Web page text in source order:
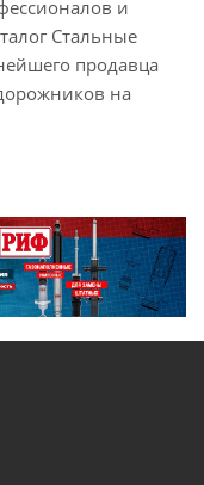
и
Стальные
продавца
на